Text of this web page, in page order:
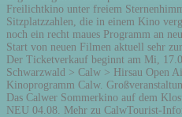
Freilichtkino unter freiem
Sitzplatzzahlen, die in einem Kino
noch ein recht maues Programm an
Start von neuen Filmen aktuell sehr
Der Ticketverkauf beginnt am Mi,
Schwarzwald > Calw > Hirsau Open
Kinoprogramm Calw.
Das Calwer Sommerkino auf dem
NEU 04.08. Mehr zu CalwTourist-